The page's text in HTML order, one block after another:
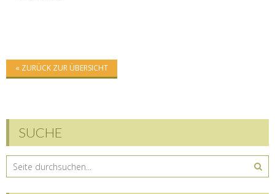
« ZURÜCK ZUR ÜBERSICHT
SUCHE